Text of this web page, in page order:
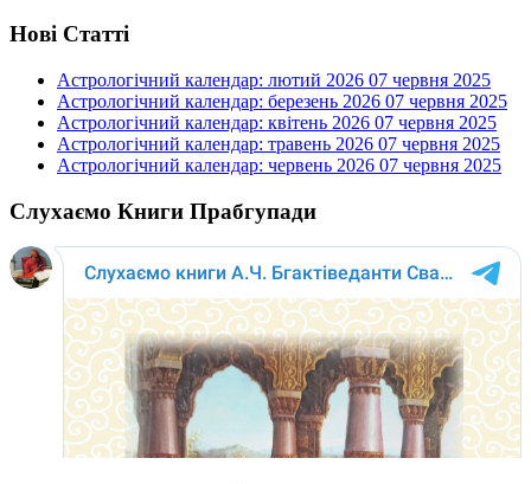
Нові Статті
Астрологічний календар: лютий 2026 07 червня 2025
Астрологічний календар: березень 2026 07 червня 2025
Астрологічний календар: квітень 2026 07 червня 2025
Астрологічний календар: травень 2026 07 червня 2025
Астрологічний календар: червень 2026 07 червня 2025
Слухаємо Книги Прабгупади